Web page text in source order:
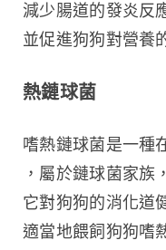
減少腸道的發炎反
並促進狗狗對營養
熱鏈球菌
嗜熱鏈球菌是一種
，屬於鏈球菌家族
它對狗狗的消化道
適當地餵飼狗狗嗜